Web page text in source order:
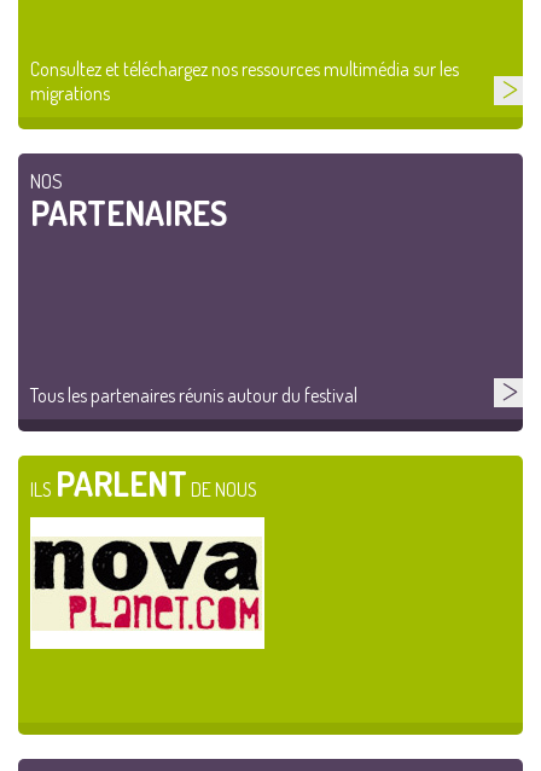
Consultez et téléchargez nos ressources multimédia sur les
migrations
NOS
PARTENAIRES
Tous les partenaires réunis autour du festival
ILS PARLENT DE NOUS